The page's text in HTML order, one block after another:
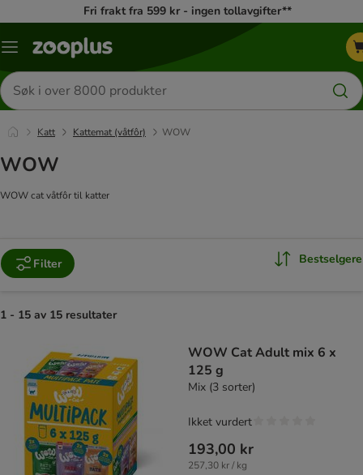
Fri frakt fra 599 kr - ingen tollavgifter**
Katalogmeny
Søk
etter
produkter
Katt Kattemat (våtfôr) WOW
WOW
WOW cat våtfôr til katter
Filter Bestselgere
1 - 15 av 15 resultater
WOW Cat Adult mix 6 x
125 g
Mix (3 sorter)
193,00 kr
257,30 kr / kg
Ikket vurdert